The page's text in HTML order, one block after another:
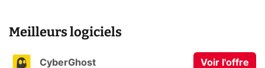
Meilleurs logiciels
CyberGhost Voir l'offre